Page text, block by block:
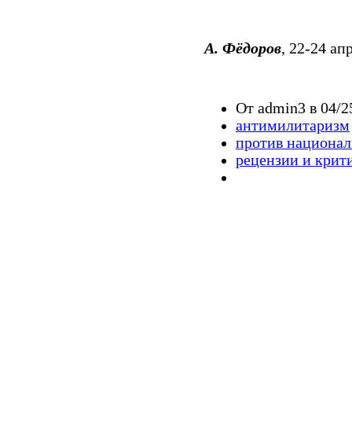
А. Фёдоров, 22-24
От admin3 в 04/
антимилитаризм
против
рецензии и